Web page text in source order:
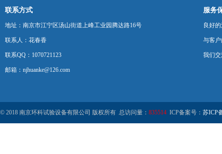
联系方式
地址：南京市江宁区汤山街道上峰工业园腾达路16号
联系人：花春香
联系QQ：1070721123
邮箱：njhuanke@126.com
服务
良好
与客
我们
© 2018 南京环科试验设备有限公司 版权所有 总访问量： 835514 ICP备案号： 苏ICP